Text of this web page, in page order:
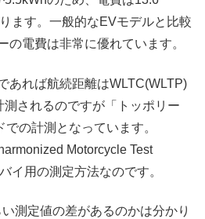
ます。一般的なEVモデルと比較
の電費は非常に優れています。
あれば航続距離はWLTC(WLTP)
測されるのですが「トッポリー
の計測となっています。
Motorcycle Test
イ用の測定方法なのです。
測定値の差があるのかは分かり